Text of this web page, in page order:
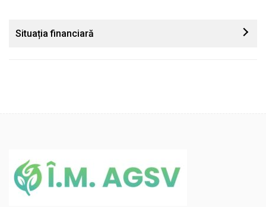
Situația financiară